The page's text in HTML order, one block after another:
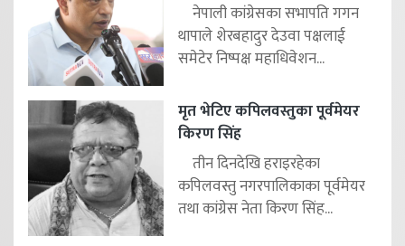
नेपाली कांग्रेसका सभापति गगन
थापाले शेरबहादुर देउवा पक्षलाई
समेटेर निष्पक्ष महाधिवेशन...
मृत भेटिए कपिलवस्तुका पूर्वमेयर
किरण सिंह
तीन दिनदेखि हराइरहेका
कपिलवस्तु नगरपालिकाका पूर्वमेयर
तथा कांग्रेस नेता किरण सिंह...